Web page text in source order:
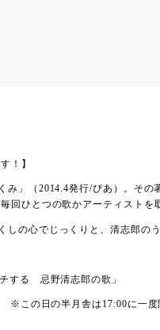
！】
」（2014.4発行/ぴあ）。そ
回ひとつの歌かアーティスト
の心でじっくりと、清志郎の
する 忌野清志郎の歌」
この日の半月舎は17:00に一度